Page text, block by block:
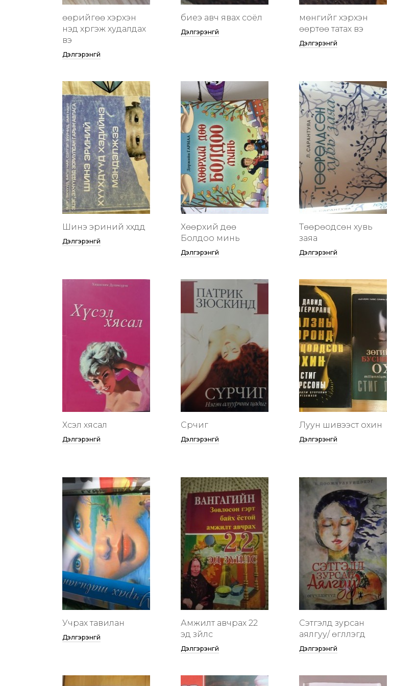
өөрийгөө хэрхэн
үнэд хүргэж худалдах
вэ
Дэлгэрэнгүй
биеэ авч явах соёл
Дэлгэрэнгүй
мөнгийг хэрхэн
өөртөө татах вэ
Дэлгэрэнгүй
Шинэ эриний хүүхдүүд
Дэлгэрэнгүй
Хөөрхий дөө
Болдоо минь
Дэлгэрэнгүй
Төөрөодсөн хувь
заяа
Дэлгэрэнгүй
Хүсэл хясал
Дэлгэрэнгүй
Сүрчиг
Дэлгэрэнгүй
Луун шивээст охин
Дэлгэрэнгүй
Учрах тавилан
Дэлгэрэнгүй
Амжилт авчрах 22
эд зүйлс
Дэлгэрэнгүй
Сэтгэлд зурсан
аялгуу/ өгүүллэгүүд
Дэлгэрэнгүй